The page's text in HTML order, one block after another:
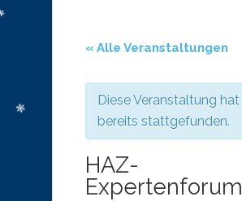
« Alle Veranstaltungen
Diese Veranstaltung hat
bereits stattgefunden.
HAZ-
Expertenforum